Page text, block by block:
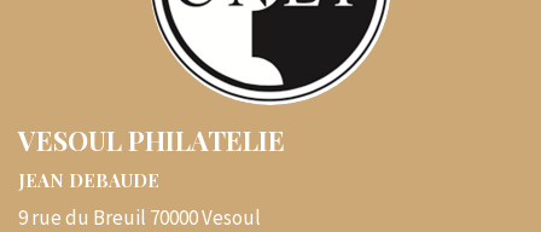
VESOUL PHILATELIE
JEAN DEBAUDE
9 rue du Breuil 70000 Vesoul